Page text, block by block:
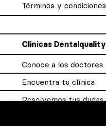
Términos y condiciones
Clínicas Dentalquality
Conoce a los doctores
Encuentra tu clínica
Resolvemos tus dudas